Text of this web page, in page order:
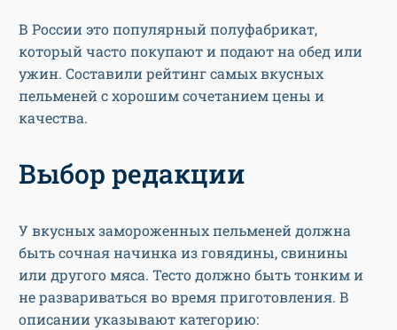
В России это популярный полуфабрикат,
который часто покупают и подают на обед или
ужин. Составили рейтинг самых вкусных
пельменей с хорошим сочетанием цены и
качества.
Выбор редакции
У вкусных замороженных пельменей должна
быть сочная начинка из говядины, свинины
или другого мяса. Тесто должно быть тонким и
не развариваться во время приготовления. В
описании указывают категорию: